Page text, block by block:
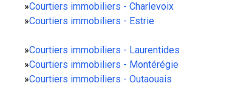
»Courtiers immobiliers - Charlevoix
»Courtiers immobiliers - Estrie
»Courtiers immobiliers - Laurentides
»Courtiers immobiliers - Montérégie
»Courtiers immobiliers - Outaouais